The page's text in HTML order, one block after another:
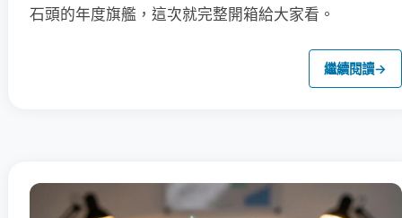
石頭的年度旗艦，這次就完整開箱給大家看。
繼續閱讀→